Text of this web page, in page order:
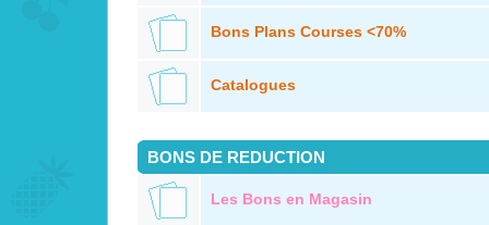
Bons Plans Courses <70%
Catalogues
BONS DE REDUCTION
Les Bons en Magasin